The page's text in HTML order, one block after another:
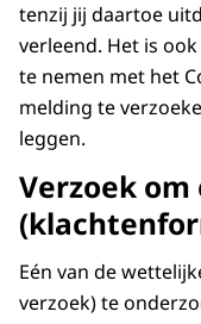
tenzij jij daartoe
verleend. Het is
te nemen met het
melding te
leggen.
Verzoek
Eén van de
verzoek) te